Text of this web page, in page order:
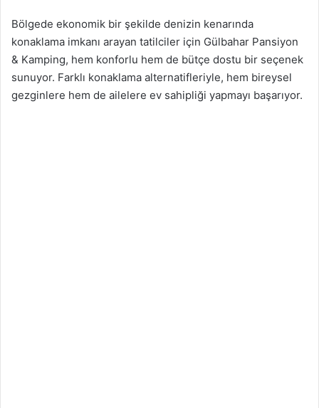
Bölgede ekonomik bir şekilde denizin kenarında
konaklama imkanı arayan tatilciler için Gülbahar Pansiyon
& Kamping, hem konforlu hem de bütçe dostu bir seçenek
sunuyor. Farklı konaklama alternatifleriyle, hem bireysel
gezginlere hem de ailelere ev sahipliği yapmayı başarıyor.